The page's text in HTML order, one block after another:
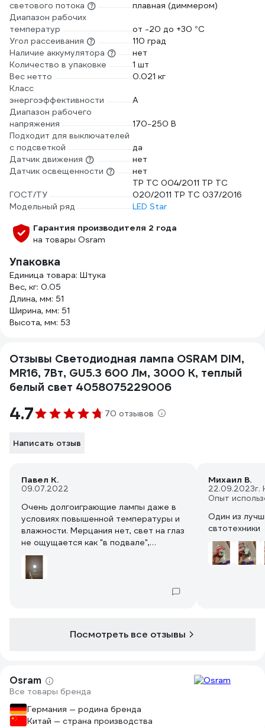
светового потока
плавная (диммером)
Диапазон рабочих
температур
от -20 до +30 °С
Угол рассеивания
110 град
Наличие аккумулятора
нет
Количество в упаковке
1 шт
Вес нетто
0.021 кг
Класс
энергоэффективности
A
Диапазон рабочего
напряжения
170-250 В
Подходит для выключателей
с подсветкой
да
Датчик движения
нет
Датчик освещенности
нет
ГОСТ/ТУ
TP TC 004/2011 TP TC
020/2011 TP TC 037/2016
Модельный ряд
LED Star
Гарантия производителя 2 года
на товары Osram
Упаковка
Единица товара: Штука
Вес, кг: 0.05
Длина, мм: 51
Ширина, мм: 51
Высота, мм: 53
Отзывы Светодиодная лампа OSRAM DIM,
MR16, 7Вт, GU5.3 600 Лм, 3000 К, теплый
белый свет 4058075229006
4.7 70 отзывов
Написать отзыв
Павел К.
09.07.2022
Очень долгоиграющие лампы даже в
условиях повышенной температуры и
влажности. Мерцания нет, свет на глаз
не ощущается как "в подвале",
приятный свет.
Михаил В.
22.09.2023г.
Опыт
Один из
свтотехники
Посмотреть все отзывы
Osram
Все товары бренда
Германия — родина бренда
Китай — страна производства